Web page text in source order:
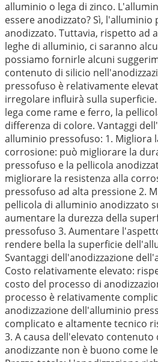
alluminio o lega di zinco.
essere anodizzato? Sì,
anodizzato. Tuttavia, rispetto ad
leghe di alluminio, ci saranno
possiamo fornirle alcuni
contenuto di silicio
pressofuso è relativamente
irregolare influirà sulla
lega come rame e ferro, la
differenza di colore. Vantaggi
alluminio pressofuso: 1. Migliora
corrosione: può migliorare la
pressofuso e la pellicola
migliorare la resistenza alla
pressofuso ad alta pressione 2.
pellicola di alluminio anodizzato
aumentare la durezza della
pressofuso 3. Aumentare
rendere bella la superficie
Svantaggi dell'anodizzazione
Costo relativamente elevato:
costo del processo di
processo è relativamente
anodizzazione dell'alluminio
complicato e altamente tecnico
3. A causa dell'elevato
anodizzante non è buono come